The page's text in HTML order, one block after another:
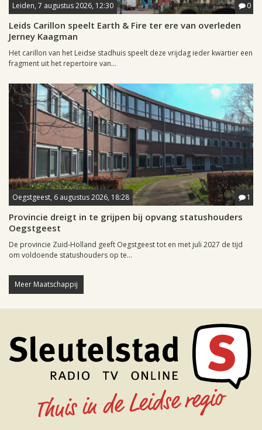
Leiden, 7 augustus 2026, 12:30 0
Leids Carillon speelt Earth & Fire ter ere van overleden
Jerney Kaagman
Het carillon van het Leidse stadhuis speelt deze vrijdag ieder kwartier een
fragment uit het repertoire van...
Oegstgeest, 6 augustus 2026, 18:28 1
Provincie dreigt in te grijpen bij opvang statushouders
Oegstgeest
De provincie Zuid-Holland geeft Oegstgeest tot en met juli 2027 de tijd
om voldoende statushouders op te...
Meer Maatschappij